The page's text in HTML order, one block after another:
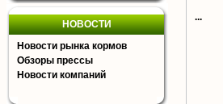
НОВОСТИ
Новости рынка кормов
Обзоры прессы
Новости компаний
...